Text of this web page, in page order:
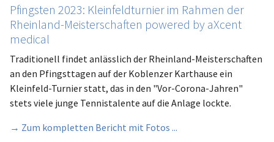
Pfingsten 2023: Kleinfeldturnier im Rahmen der
Rheinland-Meisterschaften powered by aXcent
medical
Traditionell findet anlässlich der Rheinland-Meisterschaften
an den Pfingsttagen auf der Koblenzer Karthause ein
Kleinfeld-Turnier statt, das in den "Vor-Corona-Jahren"
stets viele junge Tennistalente auf die Anlage lockte.
→ Zum kompletten Bericht mit Fotos ...